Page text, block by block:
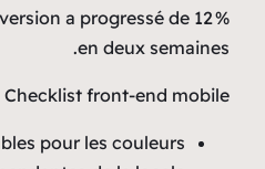
épais. Le taux de
Utiliser des CSS